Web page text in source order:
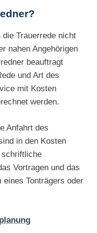
Trauerrede nicht
nahen Angehörigen
beauftragt
und Art des
mit Kosten
werden.
Anfahrt des
in den Kosten
schriftliche
Vortragen und das
eines Tonträgers oder